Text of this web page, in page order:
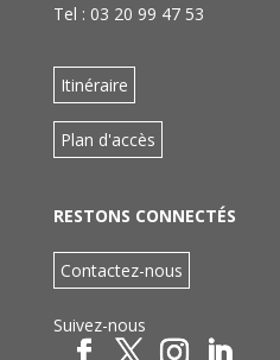
Tel : 03 20 99 47 53
Itinéraire
Plan d'accès
RESTONS CONNECTÉS
Contactez-nous
Suivez-nous